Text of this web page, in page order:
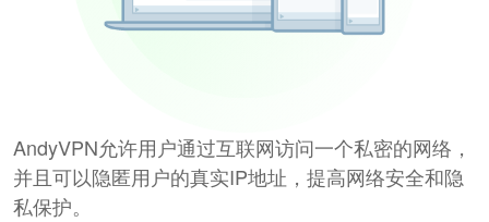
AndyVPN允许用户通过互联网访问一个私密的网络，
并且可以隐匿用户的真实IP地址，提高网络安全和隐
私保护。